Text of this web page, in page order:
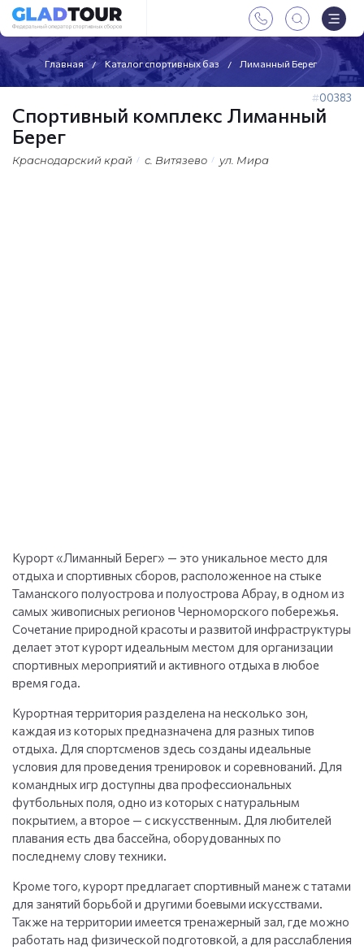
Главная Каталог спортивных баз Лиманный Берег
00383
Спортивный комплекс Лиманный
Берег
Краснодарский край с. Витязево ул. Мира
Курорт «Лиманный Берег» — это уникальное место для
отдыха и спортивных сборов, расположенное на стыке
Таманского полуострова и полуострова Абрау, в одном из
самых живописных регионов Черноморского побережья.
Сочетание природной красоты и развитой инфраструктуры
делает этот курорт идеальным местом для организации
спортивных мероприятий и активного отдыха в любое
время года.
Курортная территория разделена на несколько зон,
каждая из которых предназначена для разных типов
отдыха. Для спортсменов здесь созданы идеальные
условия для проведения тренировок и соревнований. Для
командных игр доступны два профессиональных
футбольных поля, одно из которых с натуральным
покрытием, а второе — с искусственным. Для любителей
плавания есть два бассейна, оборудованных по
последнему слову техники.
Кроме того, курорт предлагает спортивный манеж с татами
для занятий борьбой и другими боевыми искусствами.
Также на территории имеется тренажерный зал, где можно
работать над физической подготовкой, а для расслабления